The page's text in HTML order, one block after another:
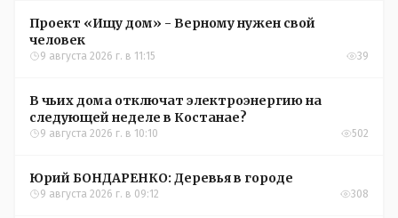
Проект «Ищу дом» - Верному нужен свой
человек
9 августа 2026 г. в 11:15 39
В чьих дома отключат электроэнергию на
следующей неделе в Костанае?
9 августа 2026 г. в 10:10 502
Юрий БОНДАРЕНКО: Деревья в городе
9 августа 2026 г. в 09:12 308